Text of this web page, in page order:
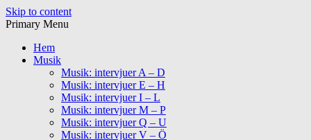
Skip to content
Primary Menu
Hem
Musik
Musik: intervjuer A – D
Musik: intervjuer E – H
Musik: intervjuer I – L
Musik: intervjuer M – P
Musik: intervjuer Q – U
Musik: intervjuer V – Ö